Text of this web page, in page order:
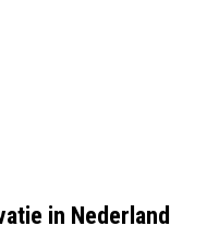
in Nederland